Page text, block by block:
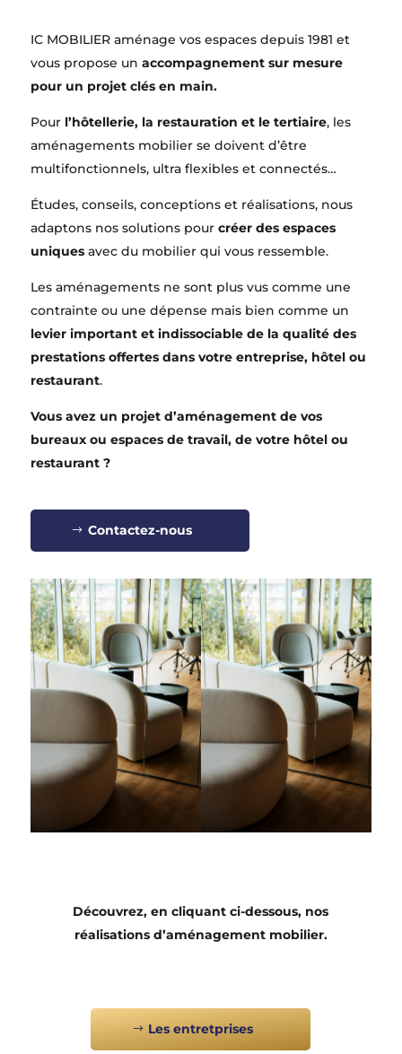
IC MOBILIER aménage vos espaces depuis 1981 et
vous propose un accompagnement sur mesure
pour un projet clés en main.
Pourl’hôtellerie, la restauration et le tertiaire, les
aménagements mobilier se doivent d’être
multifonctionnels, ultra flexibles et connectés…
Études, conseils, conceptions et réalisations, nous
adaptons nos solutions pour créer des espaces
uniquesavec du mobilier qui vous ressemble.
Les aménagements ne sont plus vus comme une
contrainte ou une dépense mais bien comme un
levier important et indissociable de la qualité des
prestations offertes dans votre entreprise, hôtel ou
restaurant.
Vous avez un projet d’aménagement de vos
bureaux ou espaces de travail, de votre hôtel ou
restaurant ?
Contactez-nous
Découvrez, en cliquant ci-dessous, nos
réalisations d’aménagement mobilier.
Les entretprises